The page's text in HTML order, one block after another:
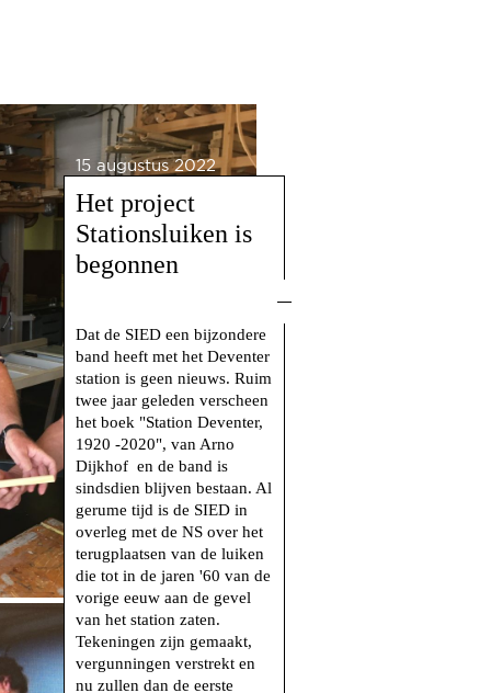
15 augustus 2022
Het project
Stationsluiken is
begonnen
Dat de SIED een bijzondere
band heeft met het Deventer
station is geen nieuws. Ruim
twee jaar geleden verscheen
het boek "Station Deventer,
1920 -2020", van Arno
Dijkhof en de band is
sindsdien blijven bestaan. Al
gerume tijd is de SIED in
overleg met de NS over het
terugplaatsen van de luiken
die tot in de jaren '60 van de
vorige eeuw aan de gevel
van het station zaten.
Tekeningen zijn gemaakt,
vergunningen verstrekt en
nu zullen dan de eerste